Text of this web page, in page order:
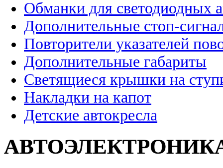
Обманки для светодиодных
Дополнительные стоп-
Повторители указателей
Дополнительные габариты
Светящиеся крышки на
Накладки на капот
Детские автокресла